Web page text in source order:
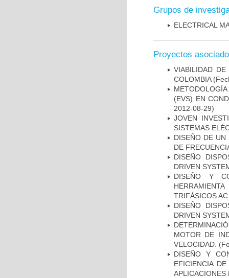
Grupos de
ELECTRICAL
Proyectos
VIABILIDAD
COLOMBIA
(EVS) EN
2012-08-29)
JOVEN
SISTEMAS
DISEÑO DE UN
DE
DISEÑO
DRIVEN
DISEÑO Y
TRIFÁSICOS AC
DISEÑO
DRIVEN
MOTOR DE
VELOCIDAD.
DISEÑO Y
EFICIENCIA
APLICACIONES